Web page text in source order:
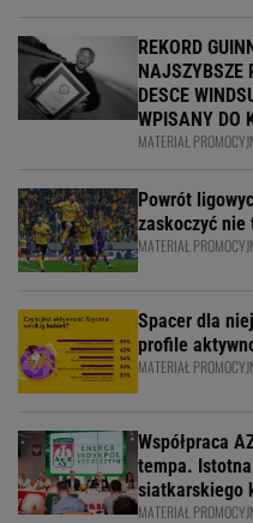
REKORD
NAJSZYBSZE
DESCE
WPISANY DO
MATERIAŁ
Powrót
zaskoczyć
MATERIAŁ
Spacer dla
profile
MATERIAŁ
Współpraca
tempa.
siatkarskiego
MATERIAŁ